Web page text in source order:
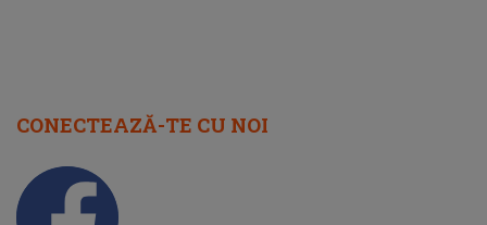
CONECTEAZĂ-TE CU NOI